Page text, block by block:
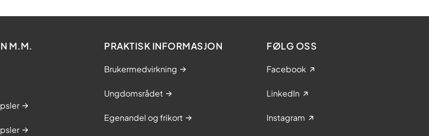
M.M. PRAKTISK INFORMASJON
Brukermedvirkning
Ungdomsrådet
Egenandel og frikort
FØLG OSS
Facebook
LinkedIn
Instagram